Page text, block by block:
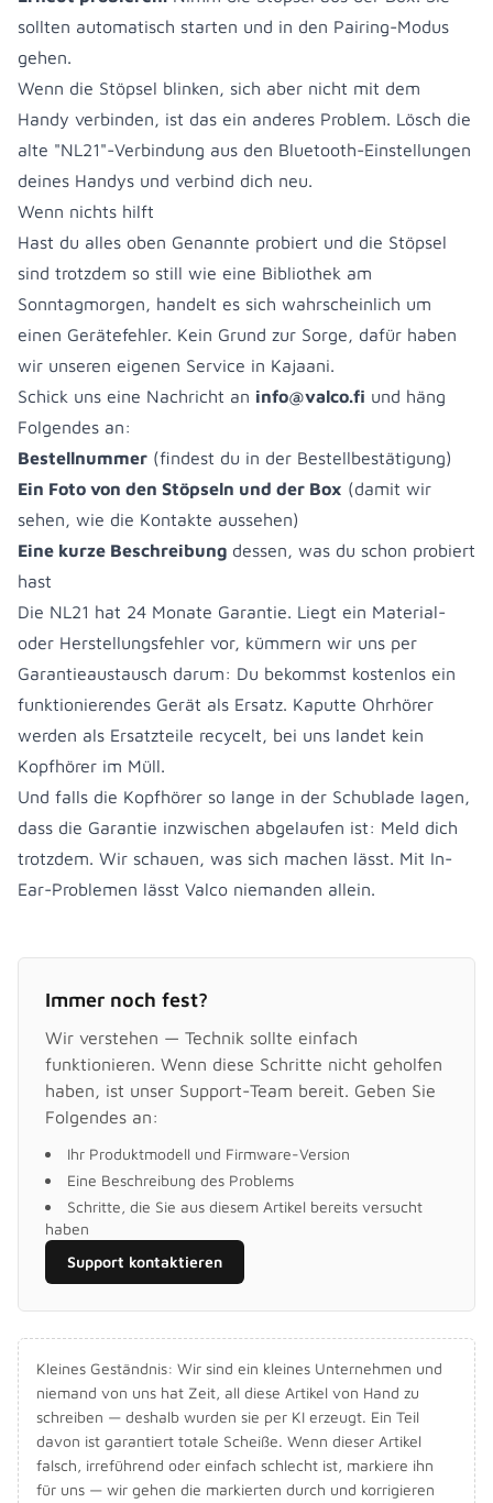
sollten automatisch starten und in den Pairing-Modus
gehen.
Wenn die Stöpsel blinken, sich aber nicht mit dem
Handy verbinden, ist das ein anderes Problem. Lösch die
alte "NL21"-Verbindung aus den Bluetooth-Einstellungen
deines Handys und verbind dich neu.
Wenn nichts hilft
Hast du alles oben Genannte probiert und die Stöpsel
sind trotzdem so still wie eine Bibliothek am
Sonntagmorgen, handelt es sich wahrscheinlich um
einen Gerätefehler. Kein Grund zur Sorge, dafür haben
wir unseren eigenen Service in Kajaani.
Schick uns eine Nachricht an info@valco.fi und häng
Folgendes an:
Bestellnummer (findest du in der Bestellbestätigung)
Ein Foto von den Stöpseln und der Box (damit wir
sehen, wie die Kontakte aussehen)
Eine kurze Beschreibung dessen, was du schon probiert
hast
Die NL21 hat 24 Monate Garantie. Liegt ein Material-
oder Herstellungsfehler vor, kümmern wir uns per
Garantieaustausch darum: Du bekommst kostenlos ein
funktionierendes Gerät als Ersatz. Kaputte Ohrhörer
werden als Ersatzteile recycelt, bei uns landet kein
Kopfhörer im Müll.
Und falls die Kopfhörer so lange in der Schublade lagen,
dass die Garantie inzwischen abgelaufen ist: Meld dich
trotzdem. Wir schauen, was sich machen lässt. Mit In-
Ear-Problemen lässt Valco niemanden allein.
Immer noch fest?
Wir verstehen — Technik sollte einfach
funktionieren. Wenn diese Schritte nicht geholfen
haben, ist unser Support-Team bereit. Geben Sie
Folgendes an:
Ihr Produktmodell und Firmware-Version
Eine Beschreibung des Problems
Schritte, die Sie aus diesem Artikel bereits versucht
haben
Support kontaktieren
Kleines Geständnis: Wir sind ein kleines Unternehmen und
niemand von uns hat Zeit, all diese Artikel von Hand zu
schreiben — deshalb wurden sie per KI erzeugt. Ein Teil
davon ist garantiert totale Scheiße. Wenn dieser Artikel
falsch, irreführend oder einfach schlecht ist, markiere ihn
für uns — wir gehen die markierten durch und korrigieren